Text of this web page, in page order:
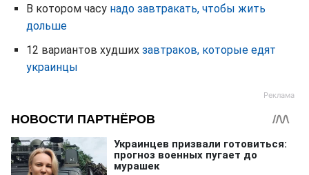
В котором часу надо завтракать, чтобы жить
дольше
12 вариантов худших завтраков, которые едят
украинцы